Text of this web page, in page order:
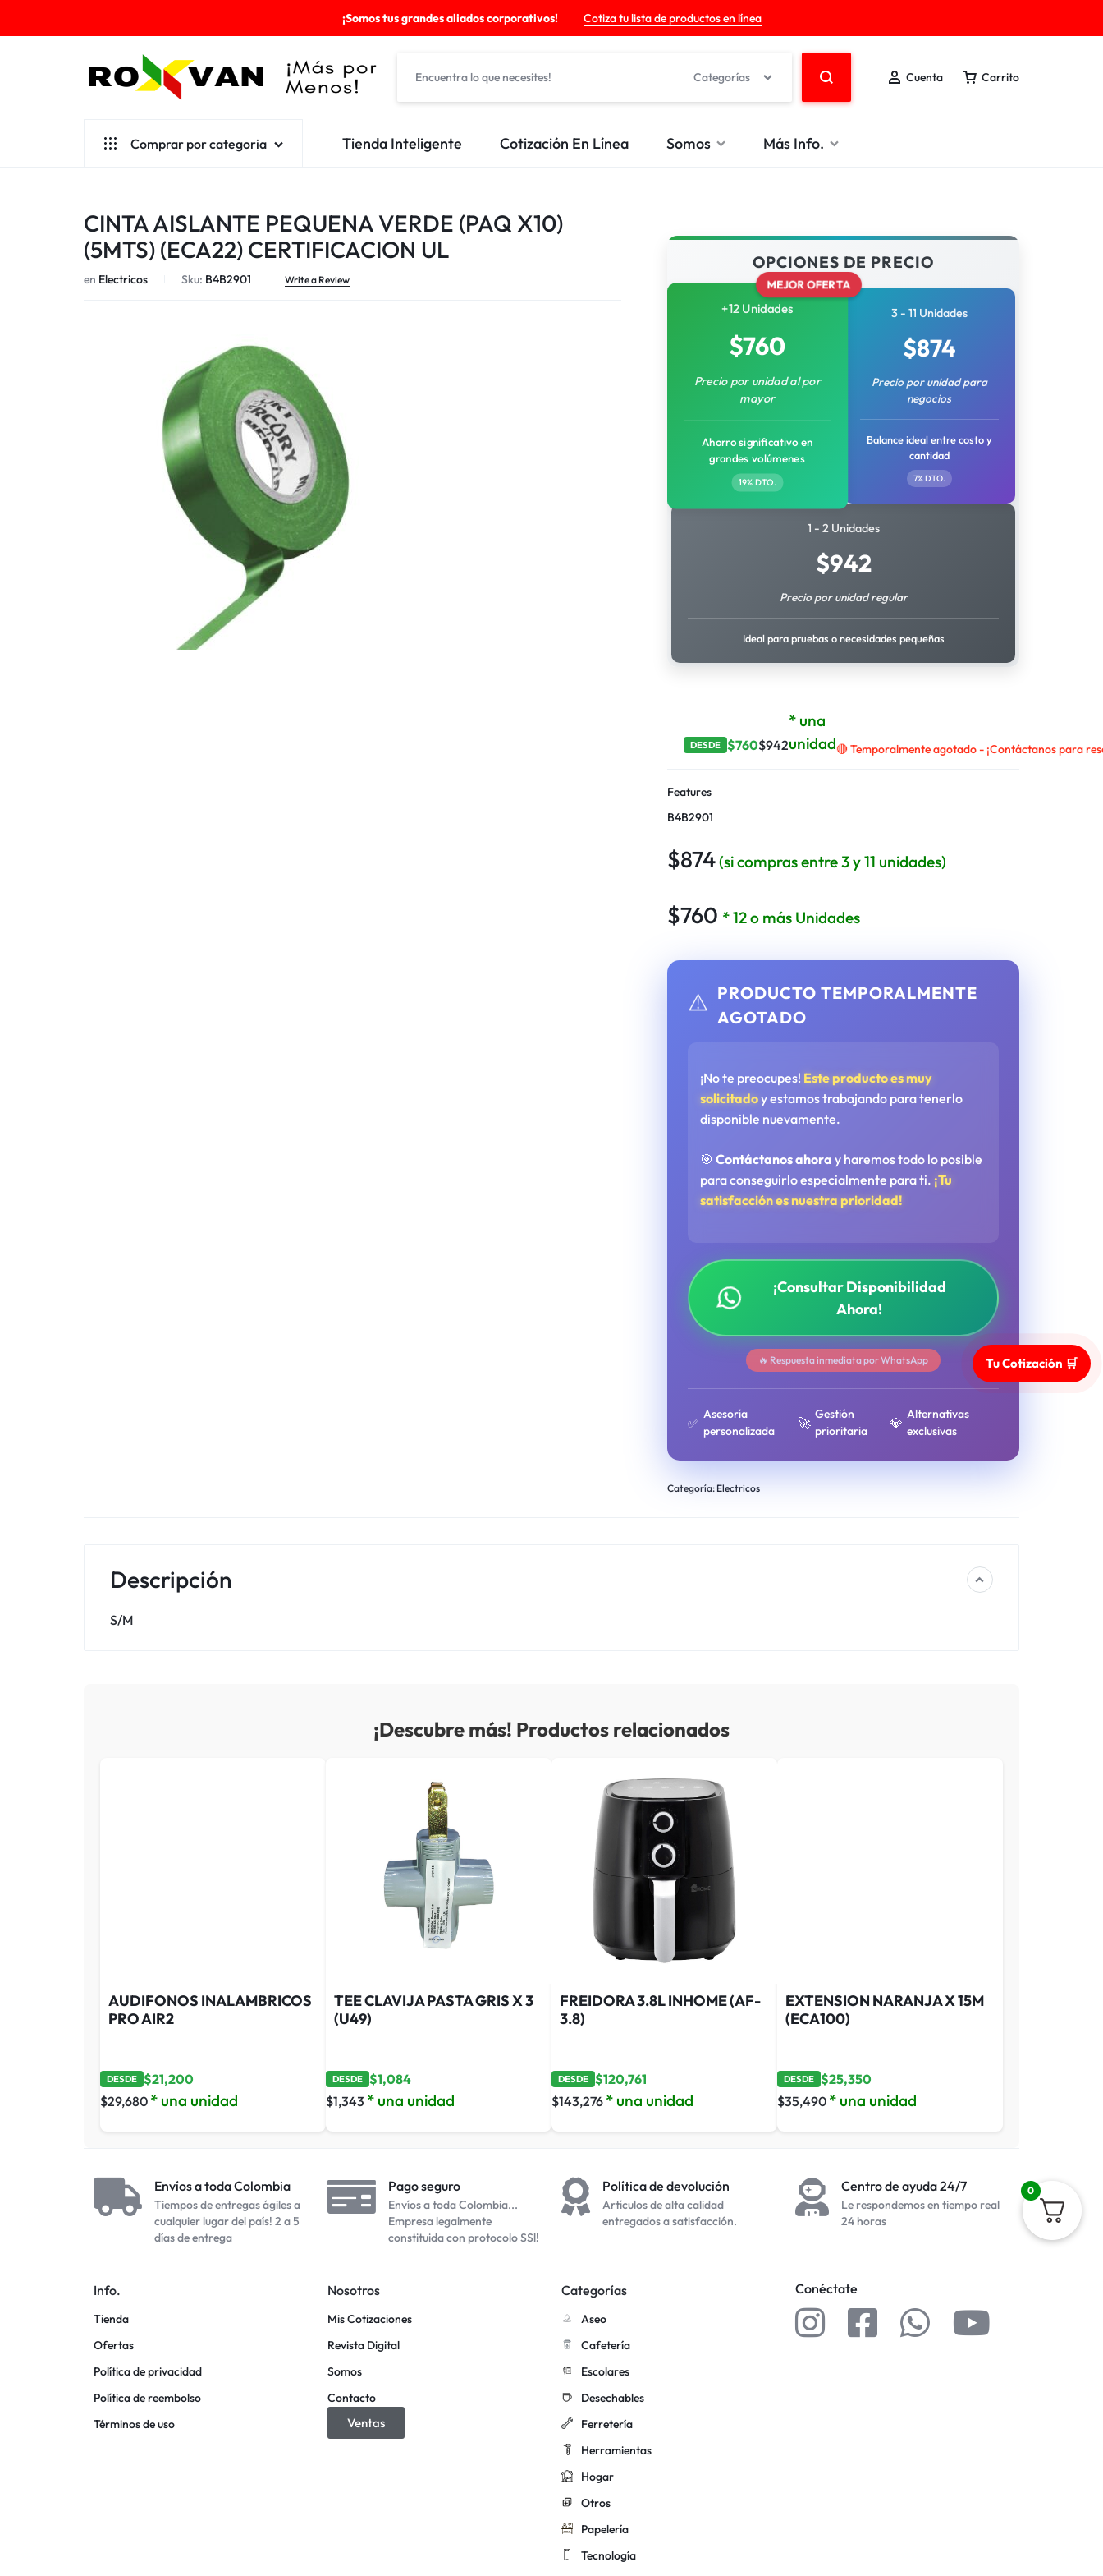
¡Somos tus grandes aliados corporativos! Cotiza tu lista de productos en línea
¡MÁS
MENOS!
Categorías Cuenta Carrito
Comprar por categoria
Cafetería
Escolares
Desechables
Papelería
Tecnología
Todas las categorías
Tienda Inteligente Cotización En Línea Somos Más Info.
CINTA AISLANTE PEQUENA VERDE (PAQ X10)
(5MTS) (ECA22) CERTIFICACION UL
en Electricos Sku: B4B2901 Write a Review
OPCIONES DE PRECIO
MEJOR OFERTA
+12 Unidades
$760
Precio por unidad al por
mayor
Ahorro significativo en
grandes volúmenes
19% DTO.
3 - 11 Unidades
$874
Precio por unidad para
negocios
Balance ideal entre costo y
cantidad
7% DTO.
1 - 2 Unidades
$942
Precio por unidad regular
Ideal para pruebas o necesidades pequeñas
DESDE $760$942
* una
unidad🔴 Temporalmente agotado - ¡Contáctanos para
Features
B4B2901
$874(si compras entre 3 y 11 unidades)
$760 * 12 o más Unidades
⚠️ PRODUCTO TEMPORALMENTE
AGOTADO
¡No te preocupes! Este producto es muy
solicitadoy estamos trabajando para tenerlo
disponible nuevamente.
🎯Contáctanos ahora y haremos todo lo posible
para conseguirlo especialmente para ti. ¡Tu
satisfacción es nuestra prioridad!
¡Consultar Disponibilidad
Ahora!
🔥 Respuesta inmediata por WhatsApp
✅
Asesoría
personalizada
🚀
Gestión
prioritaria
💎
Alternativas
exclusivas
Categoría: Electricos
Descripción
S/M
¡Descubre más! Productos relacionados
AUDIFONOS INALAMBRICOS
PRO AIR2
DESDE $21,200
$29,680 * una unidad
TEE CLAVIJA PASTA GRIS X 3
(U49)
DESDE $1,084
$1,343 * una unidad
FREIDORA 3.8L INHOME (AF-
3.8)
DESDE $120,761
$143,276 * una unidad
EXTENSION NARANJA X 15M
(ECA100)
DESDE $25,350
$35,490 * una unidad
Envíos a toda Colombia
Tiempos de entregas ágiles a
cualquier lugar del país! 2 a 5
días de entrega
Pago seguro
Envíos a toda Colombia...
Empresa legalmente
constituida con protocolo SSl!
Política de devolución
Artículos de alta calidad
entregados a satisfacción.
Centro de ayuda 24/7
Le respondemos en tiempo real
24 horas
Info.
Tienda
Ofertas
Política de privacidad
Política de reembolso
Términos de uso
Nosotros
Mis Cotizaciones
Revista Digital
Somos
Contacto
Ventas
Categorías
Aseo
Cafetería
Escolares
Desechables
Ferretería
Herramientas
Hogar
Otros
Papelería
Tecnología
Conéctate
Tu Cotización 🛒
0